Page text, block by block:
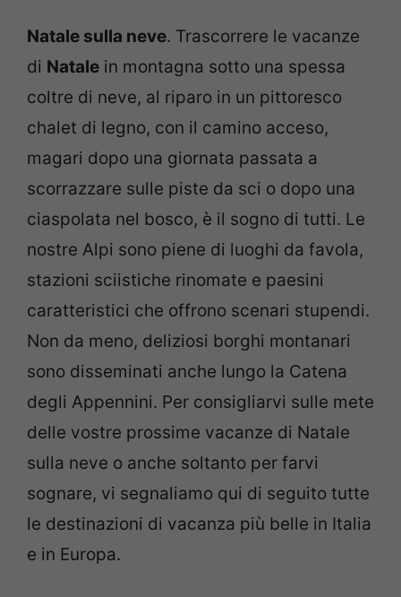
Natale sulla neve. Trascorrere le vacanze
di Natale in montagna sotto una spessa
coltre di neve, al riparo in un pittoresco
chalet di legno, con il camino acceso,
magari dopo una giornata passata a
scorrazzare sulle piste da sci o dopo una
ciaspolata nel bosco, è il sogno di tutti. Le
nostre Alpi sono piene di luoghi da favola,
stazioni sciistiche rinomate e paesini
caratteristici che offrono scenari stupendi.
Non da meno, deliziosi borghi montanari
sono disseminati anche lungo la Catena
degli Appennini. Per consigliarvi sulle mete
delle vostre prossime vacanze di Natale
sulla neve o anche soltanto per farvi
sognare, vi segnaliamo qui di seguito tutte
le destinazioni di vacanza più belle in Italia
e in Europa.